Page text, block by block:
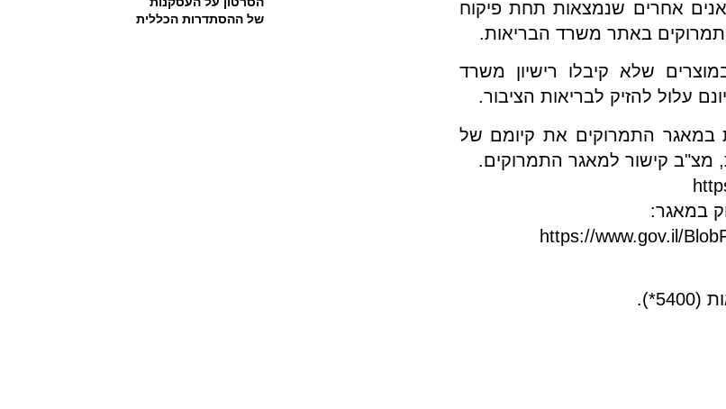
אחרים שנמצאות תחת פיקוח
באתר משרד הבריאות.
שלא קיבלו רישיון משרד
עלול להזיק לבריאות הציבור.
במאגר התמרוקים את קיומם של
מצ"ב קישור למאגר התמרוקים.
במאגר:
https://www.gov.il/
של ההסתדרות הכללית